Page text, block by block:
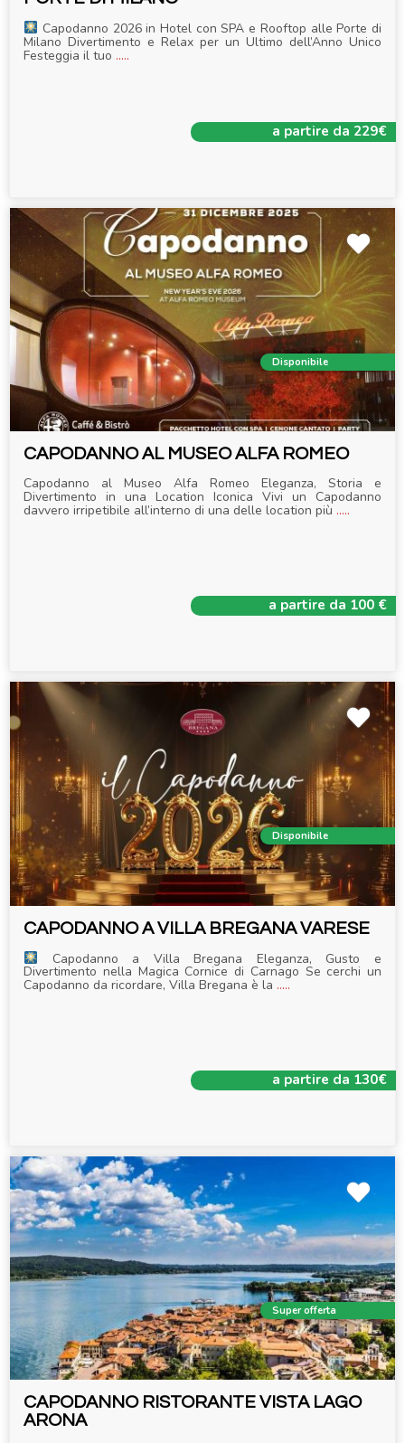
Capodanno 2026 in Hotel con SPA e Rooftop alle Porte di
Milano Divertimento e Relax per un Ultimo dell’Anno Unico
Festeggia il tuo .....
a partire da 229€
Disponibile
CAPODANNO AL MUSEO ALFA ROMEO
Capodanno al Museo Alfa Romeo Eleganza, Storia e
Divertimento in una Location Iconica Vivi un Capodanno
davvero irripetibile all’interno di una delle location più .....
a partire da 100 €
Disponibile
CAPODANNO A VILLA BREGANA VARESE
Capodanno a Villa Bregana Eleganza, Gusto e
Divertimento nella Magica Cornice di Carnago Se cerchi un
Capodanno da ricordare, Villa Bregana è la .....
a partire da 130€
Super offerta
CAPODANNO RISTORANTE VISTA LAGO
ARONA